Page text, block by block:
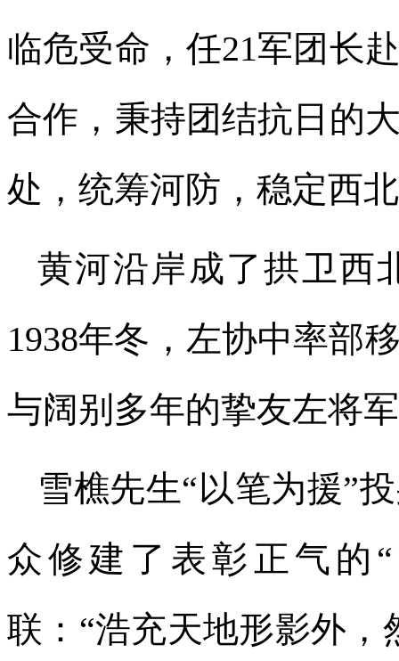
临危受命，任21军团长
合作，秉持团结抗日的
处，统筹河防，稳定西
黄河沿岸成了拱卫西
1938年冬，左协中率部
与阔别多年的挚友左将
雪樵先生“以笔为援”
众修建了表彰正气的
联：“浩充天地形影外